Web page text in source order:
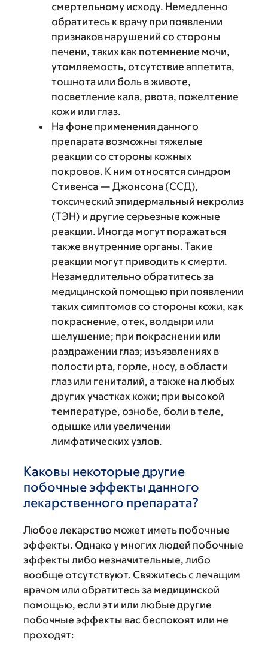
смертельному исходу. Немедленно
обратитесь к врачу при появлении
признаков нарушений со стороны
печени, таких как потемнение мочи,
утомляемость, отсутствие аппетита,
тошнота или боль в животе,
посветление кала, рвота, пожелтение
кожи или глаз.
На фоне применения данного
препарата возможны тяжелые
реакции со стороны кожных
покровов. К ним относятся синдром
Стивенса — Джонсона (ССД),
токсический эпидермальный некролиз
(ТЭН) и другие серьезные кожные
реакции. Иногда могут поражаться
также внутренние органы. Такие
реакции могут приводить к смерти.
Незамедлительно обратитесь за
медицинской помощью при появлении
таких симптомов со стороны кожи, как
покраснение, отек, волдыри или
шелушение; при покраснении или
раздражении глаз; изъязвлениях в
полости рта, горле, носу, в области
глаз или гениталий, а также на любых
других участках кожи; при высокой
температуре, ознобе, боли в теле,
одышке или увеличении
лимфатических узлов.
Каковы некоторые другие
побочные эффекты данного
лекарственного препарата?
Любое лекарство может иметь побочные
эффекты. Однако у многих людей побочные
эффекты либо незначительные, либо
вообще отсутствуют. Свяжитесь с лечащим
врачом или обратитесь за медицинской
помощью, если эти или любые другие
побочные эффекты вас беспокоят или не
проходят: